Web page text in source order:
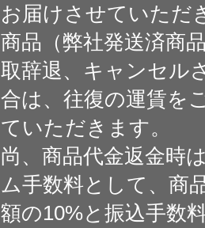
お届けさせていただ
商品（弊社発送済商
取辞退、キャンセル
合は、往復の運賃を
ていただきます。
尚、商品代金返金時
ム手数料として、商
額の10%と振込手数